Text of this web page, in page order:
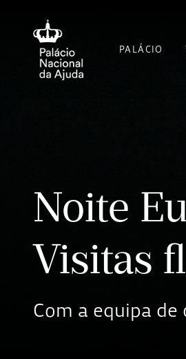
PALÁCIO
Noite
Visitas
Com a equipa de